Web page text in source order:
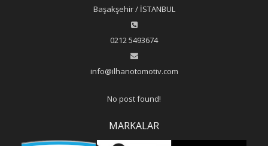
Başakşehir / İSTANBUL
0212 5493674
info@ilhanotomotiv.com
No post found!
MARKALAR